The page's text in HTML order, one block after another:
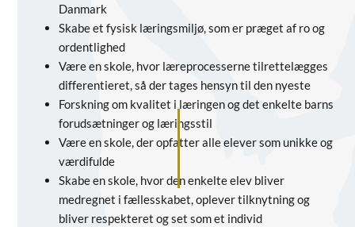
Danmark
Skabe et fysisk læringsmiljø, som er præget af ro og
ordentlighed
Være en skole, hvor læreprocesserne tilrettelægges
differentieret, så der tages hensyn til den nyeste
Forskning om kvalitet i læringen og det enkelte barns
forudsætninger og læringsstil
Være en skole, der opfatter alle elever som unikke og
værdifulde
Skabe en skole, hvor den enkelte elev bliver
medregnet i fællesskabet, oplever tilknytning og
bliver respekteret og set som et individ